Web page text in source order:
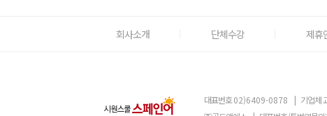
회사소개 단체수강 제휴
대표번호02)6409-0878 | 기업체